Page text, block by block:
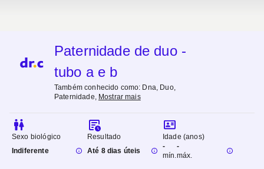
Paternidade de duo -
tubo a e b
Também conhecido como: Dna, Duo,
Paternidade, Mostrar mais
Sexo biológico
Indiferente
Resultado
Até 8 dias úteis
Idade (anos)
-
mín.
-
máx.